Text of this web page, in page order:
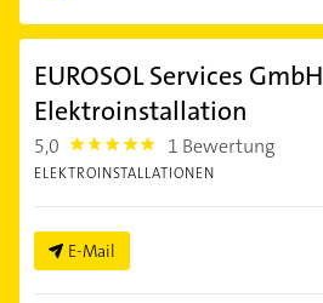
EUROSOL Services GmbH
Elektroinstallation
5,0 5.0 1 Bewertung
ELEKTROINSTALLATIONEN
E-Mail